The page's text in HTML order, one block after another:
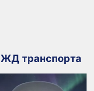
транспорта